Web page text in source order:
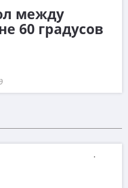
между
60 градусов